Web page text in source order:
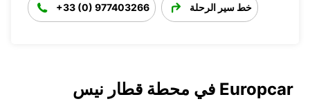
+33 (0) 977403266 خط سير الرحلة
Europcar في محطة قطار نيس